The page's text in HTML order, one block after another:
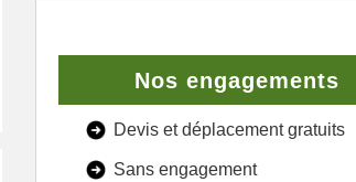
Nos engagements
Devis et déplacement gratuits
Sans engagement